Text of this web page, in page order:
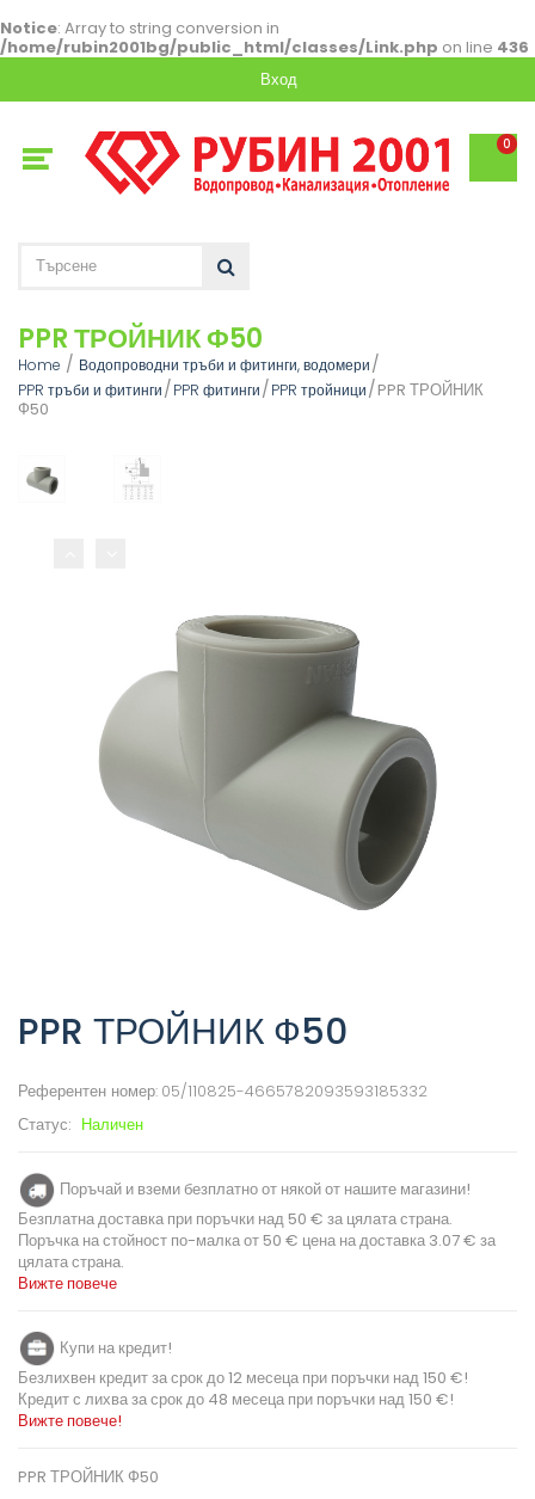
Notice: Array to string conversion in
/home/rubin2001bg/public_html/classes/Link.php on line 436
Вход
0
PPR ТРОЙНИК Ф50
Home
Водопроводни тръби и фитинги, водомери
PPR тръби и фитинги
PPR фитинги PPR тройници
PPR ТРОЙНИК
Ф50
PPR ТРОЙНИК Ф50
Референтен номер: 05/110825-4665782093593185332
Статус: Наличен
Поръчай и вземи безплатно от някой от нашите магазини!
Безплатна доставка при поръчки над 50 € за цялата страна.
Поръчка на стойност по-малка от 50 € цена на доставка 3.07 € за
цялата страна.
Вижте повече
Купи на кредит!
Безлихвен кредит за срок до 12 месеца при поръчки над 150 €!
Кредит с лихва за срок до 48 месеца при поръчки над 150 €!
Вижте повече!
PPR ТРОЙНИК Ф50